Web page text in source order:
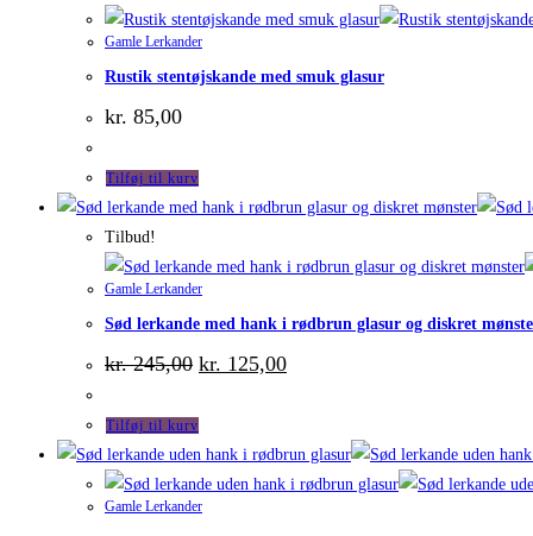
Gamle Lerkander
Rustik stentøjskande med smuk glasur
kr. 85,00
Tilføj til kurv
Tilbud!
Gamle Lerkander
Sød lerkande med hank i rødbrun glasur og diskret
kr.245,00 Den
oprindelige
var:
kr. 245,00.
kr. 125,00Den
aktuelle
kr. 125,00.
Tilføj til kurv
Gamle Lerkander